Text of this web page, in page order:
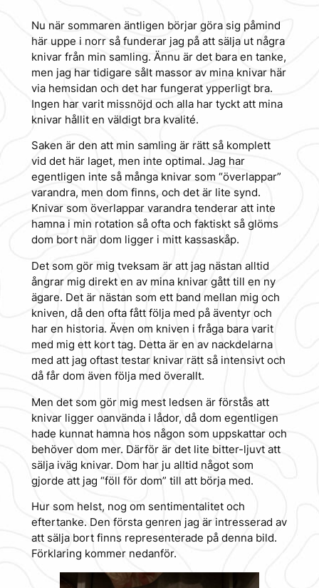
Nu när sommaren äntligen börjar göra sig påmind
här uppe i norr så funderar jag på att sälja ut några
knivar från min samling. Ännu är det bara en tanke,
men jag har tidigare sålt massor av mina knivar här
via hemsidan och det har fungerat ypperligt bra.
Ingen har varit missnöjd och alla har tyckt att mina
knivar hållit en väldigt bra kvalité.
Saken är den att min samling är rätt så komplett
vid det här laget, men inte optimal. Jag har
egentligen inte så många knivar som “överlappar”
varandra, men dom finns, och det är lite synd.
Knivar som överlappar varandra tenderar att inte
hamna i min rotation så ofta och faktiskt så glöms
dom bort när dom ligger i mitt kassaskåp.
Det som gör mig tveksam är att jag nästan alltid
ångrar mig direkt en av mina knivar gått till en ny
ägare. Det är nästan som ett band mellan mig och
kniven, då den ofta fått följa med på äventyr och
har en historia. Även om kniven i fråga bara varit
med mig ett kort tag. Detta är en av nackdelarna
med att jag oftast testar knivar rätt så intensivt och
då får dom även följa med överallt.
Men det som gör mig mest ledsen är förstås att
knivar ligger oanvända i lådor, då dom egentligen
hade kunnat hamna hos någon som uppskattar och
behöver dom mer. Därför är det lite bitter-ljuvt att
sälja iväg knivar. Dom har ju alltid något som
gjorde att jag “föll för dom” till att börja med.
Hur som helst, nog om sentimentalitet och
eftertanke. Den första genren jag är intresserad av
att sälja bort finns representerade på denna bild.
Förklaring kommer nedanför.